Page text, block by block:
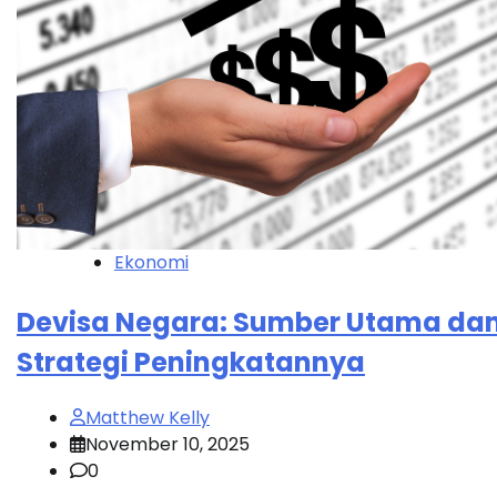
Ekonomi
Devisa Negara: Sumber Utama
Strategi Peningkatannya
Matthew Kelly
November 10, 2025
0